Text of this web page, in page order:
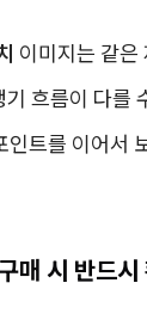
이미지는 같은
흐름이 다를
인트를 이어서
매 시 반드시